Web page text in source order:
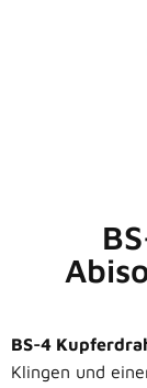
BS-4
Klingen und